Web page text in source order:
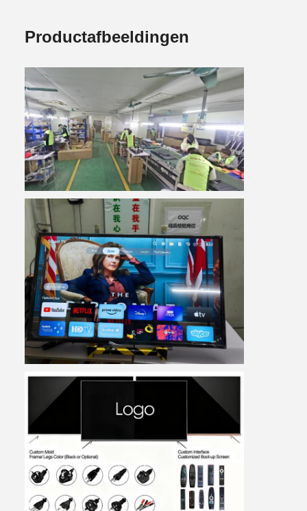
Productafbeeldingen